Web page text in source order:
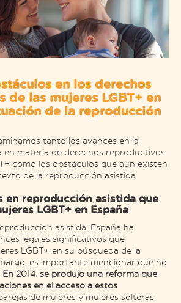
en los derechos
de las mujeres LGBT+ en
de la reproducción
tanto los avances en la
en materia de derechos reproductivos
como los obstáculos que aún existen
de la reproducción asistida.
en reproducción asistida que
LGBT+ en España
asistida, España ha
legales significativos que
LGBT+ en su búsqueda de la
es importante mencionar que no
En 2014, se produjo una reforma que
en el acceso a estos
de mujeres y mujeres solteras.